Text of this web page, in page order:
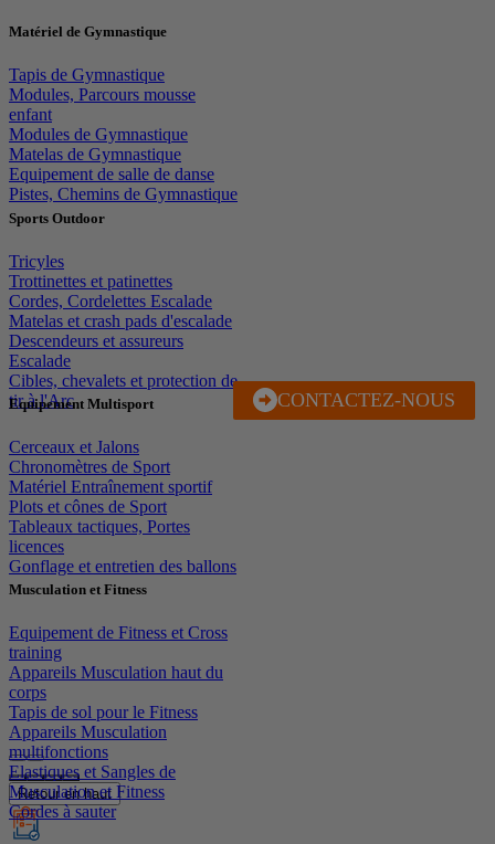
J'EN PROFITE
CONTACTEZ-NOUS
Matériel de Gymnastique
Tapis de Gymnastique
Modules, Parcours mousse
enfant
Modules de Gymnastique
Matelas de Gymnastique
Equipement de salle de danse
Pistes, Chemins de Gymnastique
Sports Outdoor
Tricyles
Trottinettes et patinettes
Cordes, Cordelettes Escalade
Matelas et crash pads d'escalade
Descendeurs et assureurs
Escalade
Cibles, chevalets et protection de
tir à l'Arc
Equipement Multisport
Cerceaux et Jalons
Chronomètres de Sport
Matériel Entraînement sportif
Plots et cônes de Sport
Tableaux tactiques, Portes
licences
Gonflage et entretien des ballons
Musculation et Fitness
Equipement de Fitness et Cross
training
Appareils Musculation haut du
corps
Tapis de sol pour le Fitness
Appareils Musculation
multifonctions
Elastiques et Sangles de
Musculation et Fitness
Cordes à sauter
Retour en haut